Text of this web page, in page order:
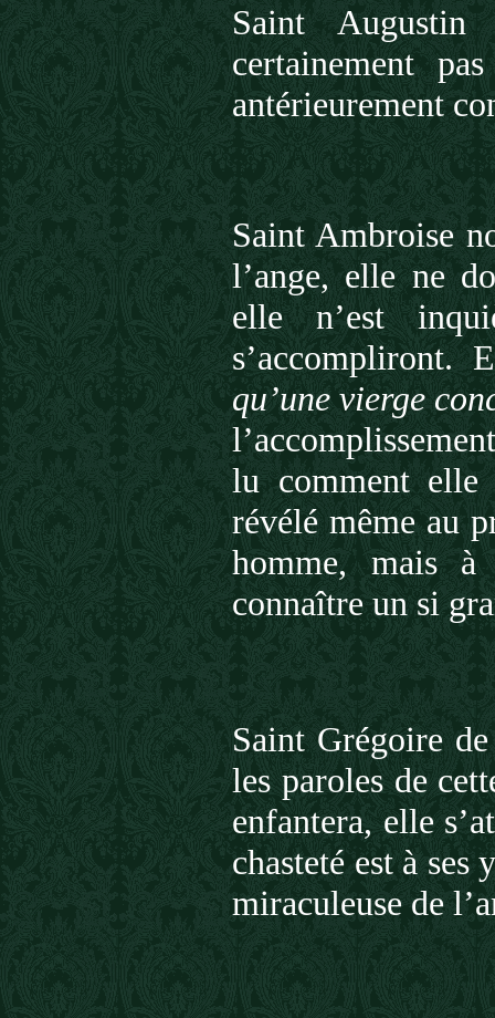
Saint
certainement
antérieurement
Saint Ambroise
l’ange, elle ne
elle n’est
qu’une vierge
lu comment elle
révélé même au
homme, mais
connaître un si
Saint Grégoire
les paroles de
enfantera, elle
chasteté est à
miraculeuse de